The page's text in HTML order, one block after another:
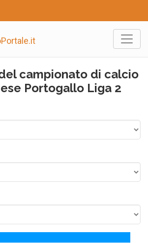
campionato di calcio
Portogallo Liga 2